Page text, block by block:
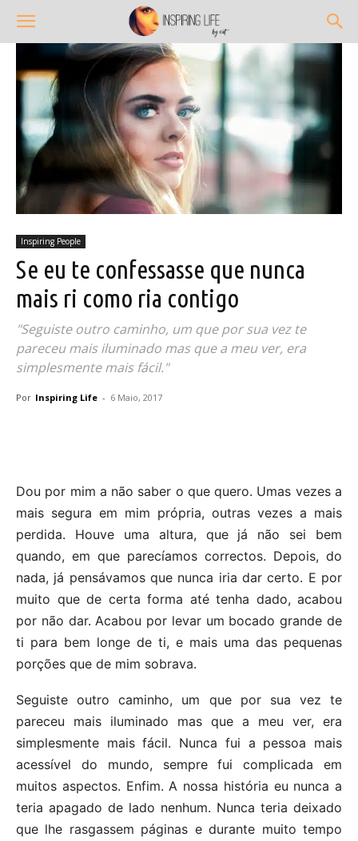
Inspiring People
Se eu te confessasse que nunca
mais ri como ria contigo
"Seguiste outro caminho, um que por sua vez te
pareceu mais iluminado mas que a meu ver, era
simplesmente mais fácil."
Por Inspiring Life - 6 Maio, 2017
Dou por mim a não saber o que quero. Umas vezes a
mais segura em mim própria, outras vezes a mais
perdida. Houve uma altura, que já não sei bem
quando, em que parecíamos correctos. Depois, do
nada, já pensávamos que nunca iria dar certo. E por
muito que de certa forma até tenha dado, acabou
por não dar. Acabou por levar um bocado grande de
ti para bem longe de ti, e mais uma das pequenas
porções que de mim sobrava.
Seguiste outro caminho, um que por sua vez te
pareceu mais iluminado mas que a meu ver, era
simplesmente mais fácil. Nunca fui a pessoa mais
acessível do mundo, sempre fui complicada em
muitos aspectos. Enfim. A nossa história eu nunca a
teria apagado de lado nenhum. Nunca teria deixado
que lhe rasgassem páginas e durante muito tempo